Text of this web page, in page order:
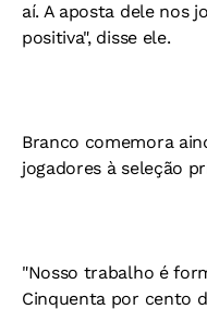
aí. A aposta dele nos
positiva", disse ele.
Branco comemora
jogadores à seleção
"Nosso trabalho é
Cinquenta por cento